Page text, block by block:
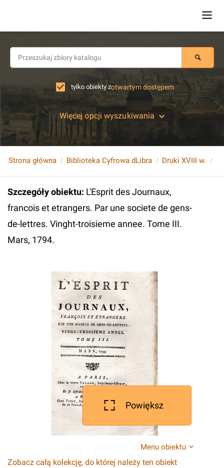
tylko obiekty zotwartym dostępem
Więcej opcji wyszukiwania
Strona główna Biblioteka Cyfrowa dLibra Druki XVIII w.
Szczegóły obiektu: L'Esprit des Journaux,
francois et etrangers. Par une societe de gens-
de-lettres. Vinght-troisieme annee. Tome III.
Mars, 1794.
Powiększ
Menu obiektu
Zobacz całą kolekcję, do której należy ten obiekt